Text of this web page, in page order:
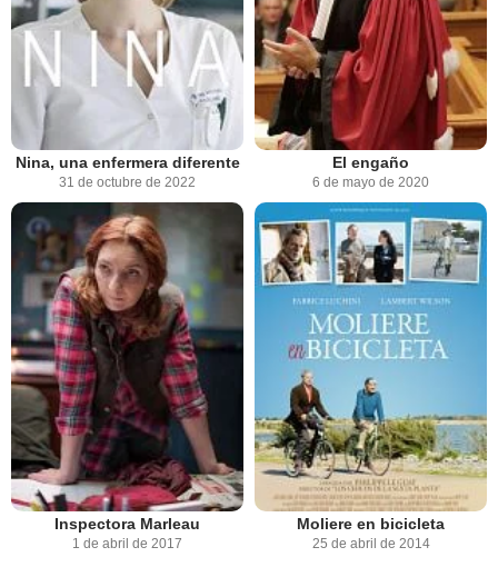
Nina, una enfermera diferente
31 de octubre de 2022
El engaño
6 de mayo de 2020
Inspectora Marleau
1 de abril de 2017
Moliere en bicicleta
25 de abril de 2014